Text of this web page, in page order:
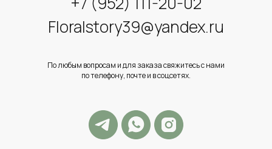
Floralstory39@yandex.ru
По любым вопросам и для заказа свяжитесь с нами
по телефону, почте и в соцсетях.